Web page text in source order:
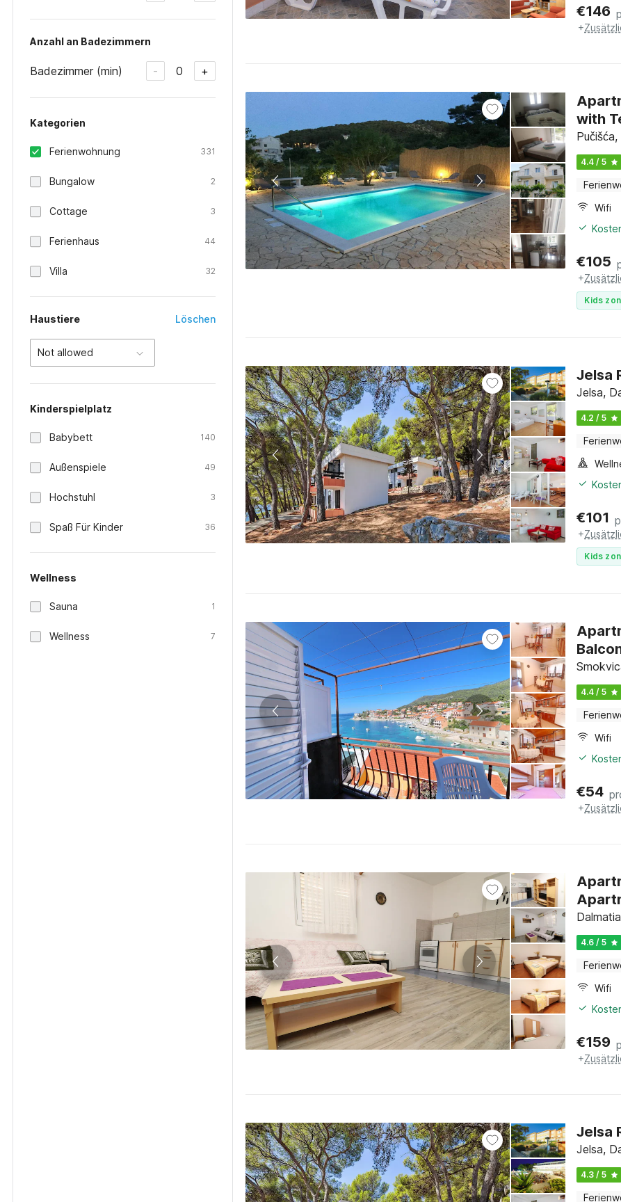
Anzahl an Badezimmern
Badezimmer (min) - 0 +
Kategorien
Ferienwohnung 331
Bungalow 2
Cottage 3
Ferienhaus 44
Villa 32
Haustiere Löschen
Not allowed
Kinderspielplatz
Babybett 140
Außenspiele 49
Hochstuhl 3
Spaß Für Kinder 36
Wellness
Sauna 1
Wellness 7
€146
+
with
4.4 / 5
Wifi
€105
+
Kids
Jelsa
Jelsa,
4.2 / 5
€101
+
Kids
4.4 / 5
Wifi
€54
+
4.6 / 5
Wifi
€159
+
Jelsa
Jelsa,
4.3 / 5